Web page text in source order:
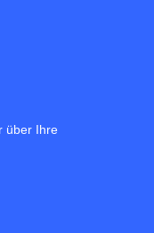
über Ihre